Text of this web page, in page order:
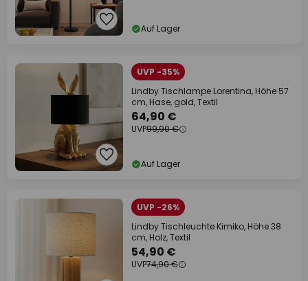
Auf Lager
UVP -35%
Lindby Tischlampe Lorentina, Höhe 57
cm, Hase, gold, Textil
64,90 €
UVP99,90 €
Auf Lager
UVP -26%
Lindby Tischleuchte Kimiko, Höhe 38
cm, Holz, Textil
54,90 €
UVP74,90 €